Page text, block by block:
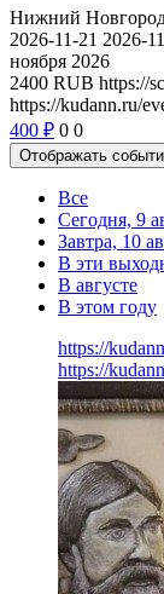
Нижний
2026-11-21 2026-
ноября 2026
2400 RUB https://
https://kudann.ru/
400 ₽ 0 0
Отображать
Все
Сегодня, 9
Завтра, 10
В эти
В августе
В этом году
https://
https://